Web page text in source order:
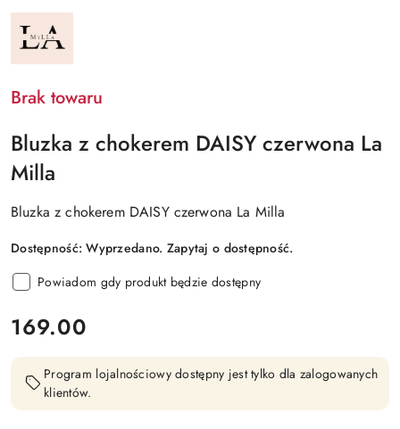
NAZWA
PRODUCENTA:
LA
MILLA
Brak towaru
Bluzka z chokerem DAISY czerwona La
Milla
Bluzka z chokerem DAISY czerwona La Milla
Dostępność:Wyprzedano. Zapytaj o dostępność.
Powiadom gdy produkt będzie dostępny
cena:
169.00
Program lojalnościowy dostępny jest tylko dla zalogowanych
klientów.